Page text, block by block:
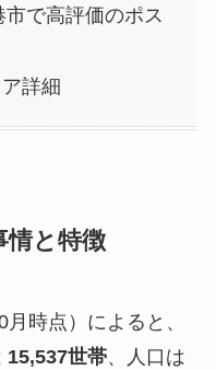
市で高評価のポス
詳細
情と特徴
時点）によると、
15,537世帯、人口は